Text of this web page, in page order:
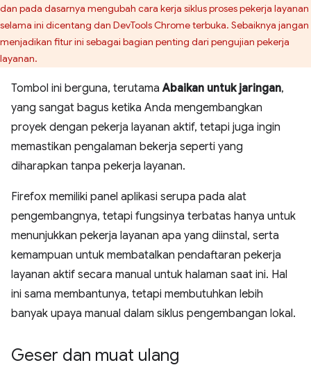
dan pada dasarnya mengubah cara kerja siklus proses pekerja layanan
selama ini dicentang dan DevTools Chrome terbuka. Sebaiknya jangan
menjadikan fitur ini sebagai bagian penting dari pengujian pekerja
layanan.
Tombol ini berguna, terutamaAbaikan untuk jaringan,
yang sangat bagus ketika Anda mengembangkan
proyek dengan pekerja layanan aktif, tetapi juga ingin
memastikan pengalaman bekerja seperti yang
diharapkan tanpa pekerja layanan.
Firefox memiliki panel aplikasi serupa pada alat
pengembangnya, tetapi fungsinya terbatas hanya untuk
menunjukkan pekerja layanan apa yang diinstal, serta
kemampuan untuk membatalkan pendaftaran pekerja
layanan aktif secara manual untuk halaman saat ini. Hal
ini sama membantunya, tetapi membutuhkan lebih
banyak upaya manual dalam siklus pengembangan lokal.
Geser dan muat ulang